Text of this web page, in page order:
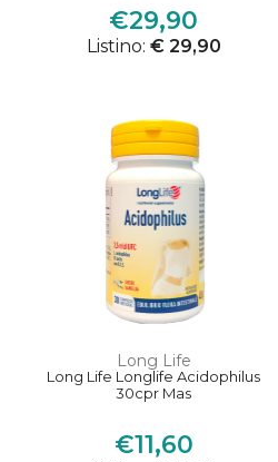
€29,90
Listino: € 29,90
Long Life
Long Life Longlife Acidophilus
30cpr Mas
€11,60